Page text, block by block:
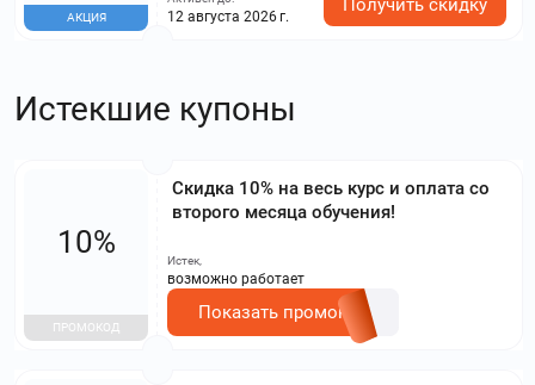
АКЦИЯ 12 августа 2026 г.
Получить скидку
Истекшие купоны
Скидка 10% на весь курс и оплата со
второго месяца обучения!
10%
ПРОМОКОД
Истек,
возможно работает
Показать промокод